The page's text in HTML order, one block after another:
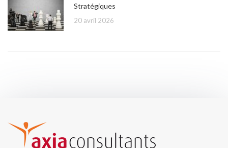
Stratégiques
20 avril 2026